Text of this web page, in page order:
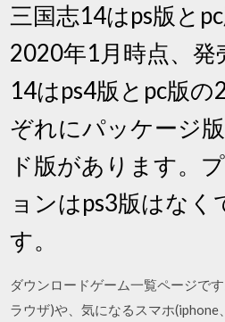
三国志14はps版と
2020年1月時点、
14はps4版とpc版
ぞれにパッケージ
ド版があります。
ョンはps3版はなく
す。
ダウンロードゲーム一覧ページで
ラウザ)や、気になるスマホ